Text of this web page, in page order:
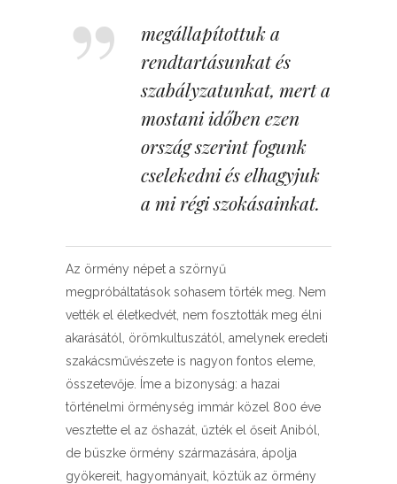
megállapítottuk a
rendtartásunkat és
szabályzatunkat, mert a
mostani időben ezen
ország szerint fogunk
cselekedni és elhagyjuk
a mi régi szokásainkat.
Az örmény népet a szörnyű
megpróbáltatások sohasem törték meg. Nem
vették el életkedvét, nem fosztották meg élni
akarásától, örömkultuszától, amelynek eredeti
szakácsművészete is nagyon fontos eleme,
összetevője. Íme a bizonyság: a hazai
történelmi örménység immár közel 800 éve
vesztette el az őshazát, űzték el őseit Aniból,
de büszke örmény származására, ápolja
gyökereit, hagyományait, köztük az örmény